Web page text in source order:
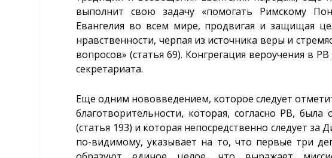
выполнит свою задачу «помогать Римскому
Евангелия во всем мире, продвигая и защищая
нравственности, черпая из источника веры и
вопросов» (статья 69). Конгрегация вероучения в
секретариата.
Еще одним нововведением, которое следует
благотворительности, которая, согласно PB,
(статья 193) и которая непосредственно следует за
по-видимому, указывает на то, что первые три